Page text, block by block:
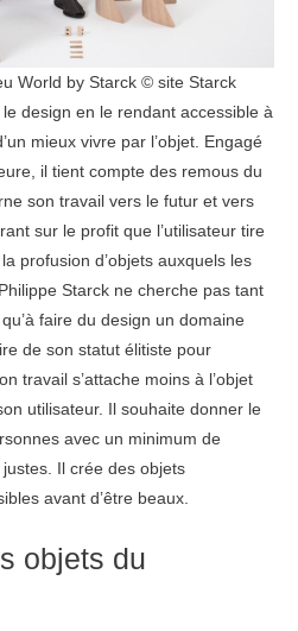
World by Starck © site Starck
design en le rendant accessible à
mieux vivre par l’objet. Engagé
il tient compte des remous du
son travail vers le futur et vers
sur le profit que l’utilisateur tire
profusion d’objets auxquels les
Starck ne cherche pas tant
faire du design un domaine
de son statut élitiste pour
travail s’attache moins à l’objet
utilisateur. Il souhaite donner le
avec un minimum de
Il crée des objets
avant d’être beaux.
objets du